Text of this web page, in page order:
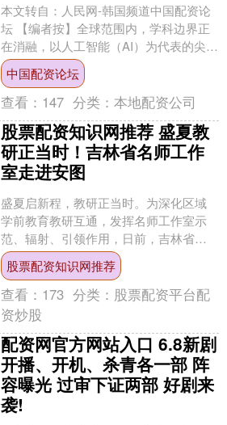
本文转自：人民网-韩国频道中国配资论
坛 【编者按】全球范围内，学科边界正
在消融，以人工智能（AI）为代表的尖端
技术正在改变教育范式，大转型时代已
然到来。为助力中....
中国配资论坛
查看： 147 分类：本地配资公司
股票配资知识网推荐 盛夏教
研正当时！吉林省名师工作
室走进安图
盛夏启新程，教研正当时。为深化区域
学前教育教研互通，发挥名师工作室示
范、辐射、引领作用，日前，吉林省新
时代张广荣名师工作室走进安图县明月
镇幼儿园，开展“研思赋能....
股票配资知识网推荐
查看： 173 分类： 股票配资平台配
资炒股
配资网官方网站入口 6.8新剧
开播、开机、杀青各一部 阵
容曝光 过审下证两部 好剧来
袭!